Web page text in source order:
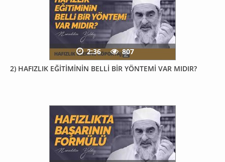
2) HAFIZLIK EĞİTİMİNİN BELLİ BİR YÖNTEMİ VAR MIDIR?
2:36 807